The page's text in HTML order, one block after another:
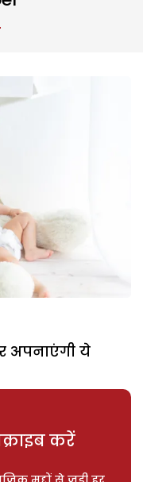
अपनाएंगी ये
करें